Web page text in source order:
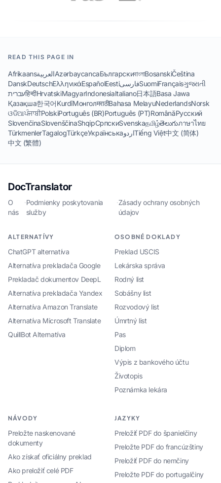
READ THIS PAGE IN
AfrikaansالعربيةAzərbaycancaБългарскиবাংলাBosanskiČeština
DanskDeutschΕλληνικάEspañolEestiفارسیSuomiFrançaisગુજરાતી
עבריתहिन्दीHrvatskiMagyarIndonesiaItaliano日本語Basa Jawa
Қазақша한국어KurdîМонголमराठीBahasa MelayuNederlandsNorsk
ଓଡିଆਪੰਜਾਬੀPolskiPortuguês (BR)Português (PT)RomânăРусский
SlovenčinaSlovenščinaShqipСрпскиSvenskaதமிழ்తెలుగుภาษาไทย
TürkmenlerTagalogTürkçeУкраїнськаاردوTiếng Việt中文 (简体)
中文 (繁體)
DocTranslator
O
nás
·Podmienky poskytovania
služby
·Zásady ochrany osobných
údajov
ALTERNATÍVY
ChatGPT alternatíva
Alternatíva prekladača Google
Prekladač dokumentov DeepL
Alternatíva prekladača Yandex
Alternatíva Amazon Translate
Alternatíva Microsoft Translate
QuillBot Alternatíva
OSOBNÉ DOKLADY
Preklad USCIS
Lekárska správa
Rodný list
Sobášny list
Rozvodový list
Úmrtný list
Pas
Diplom
Výpis z bankového účtu
Životopis
Poznámka lekára
NÁVODY
Preložte naskenované
dokumenty
Ako získať oficiálny preklad
Ako preložiť celé PDF
JAZYKY
Preložiť PDF do španielčiny
Preložte PDF do francúzštiny
Preložiť PDF do nemčiny
Preložte PDF do portugalčiny